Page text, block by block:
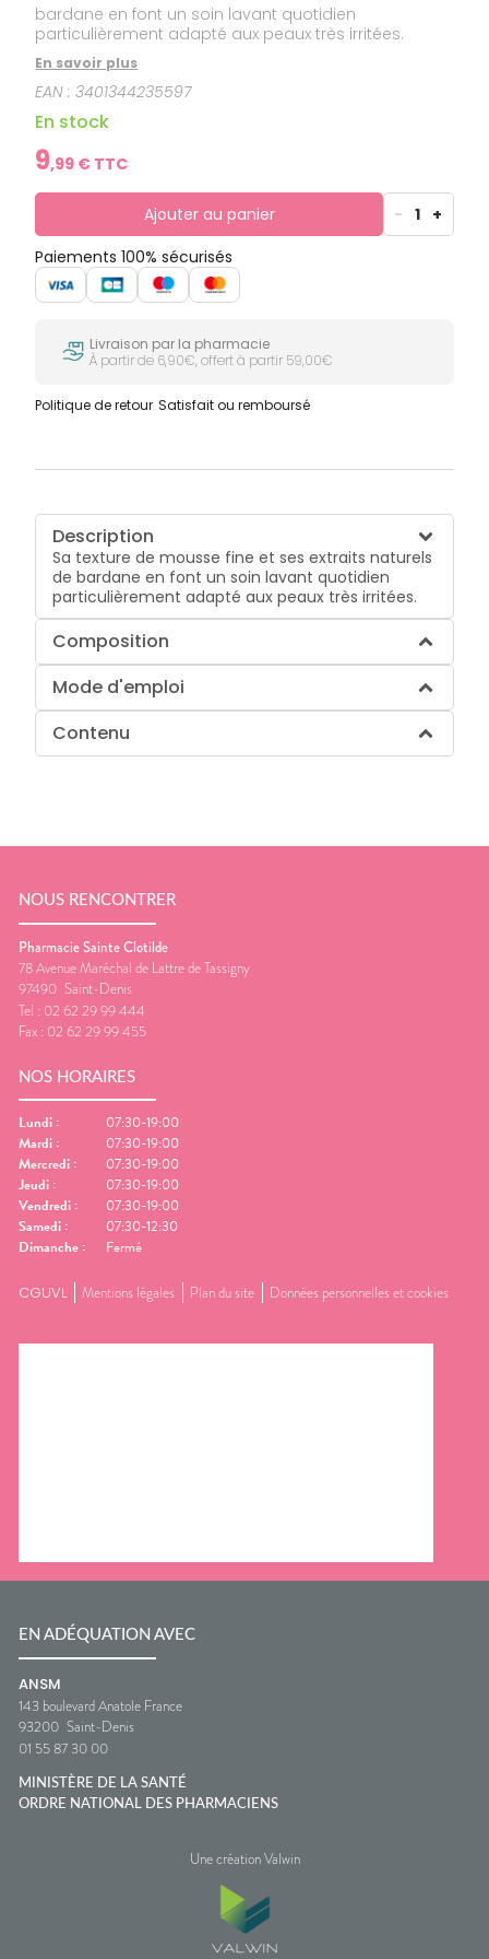
bardane en font un soin lavant quotidien
particulièrement adapté aux peaux très irritées.
En savoir plus
EAN :3401344235597
En stock
9,99 € TTC
Ajouter au panier - 1 +
Paiements 100% sécurisés
Livraison par la pharmacie
À partir de 6,90€, offert à partir 59,00€
Politique de retour Satisfait ou remboursé
Description
Sa texture de mousse fine et ses extraits naturels
de bardane en font un soin lavant quotidien
particulièrement adapté aux peaux très irritées.
Composition
Mode d'emploi
Contenu
NOUS RENCONTRER
Pharmacie Sainte Clotilde
78 Avenue Maréchal de Lattre de Tassigny
97490 Saint-Denis
Tel : 02 62 29 99 444
Fax : 02 62 29 99 455
NOS HORAIRES
Lundi :
07:30-19:00
Mardi :
07:30-19:00
Mercredi :
07:30-19:00
Jeudi :
07:30-19:00
Vendredi :
07:30-19:00
Samedi :
07:30-12:30
Dimanche : Fermé
CGUVL Mentions légales Plan du site Données personnelles et cookies
EN ADÉQUATION AVEC
ANSM
143 boulevard Anatole France
93200 Saint-Denis
01 55 87 30 00
MINISTÈRE DE LA SANTÉ
ORDRE NATIONAL DES PHARMACIENS
Une création Valwin